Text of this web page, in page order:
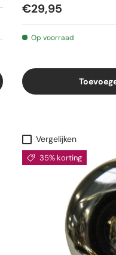
€29,95
Op voorraad
Vergelijken
35% korting